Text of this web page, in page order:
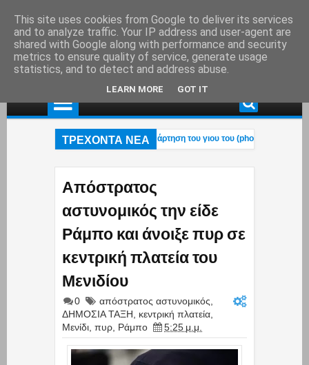
ΤΡΕΧΟΝΤΑ ΝΕΑ
ηθοποιού στο Πόρτο Γερμενό – Η ανάρτηση του γιου του (photo)
Απόστρατος
αστυνομικός την είδε
Ράμπο και άνοιξε πυρ σε
κεντρική πλατεία του
Μενιδίου
0 απόστρατος αστυνομικός
ΔΗΜΟΣΙΑ ΤΑΞΗ
κεντρική πλατεία
Μενίδι πυρ Ράμπο 5:25 μ.μ.
This site uses cookies from Google to deliver its services
and to analyze traffic. Your IP address and user-agent are
shared with Google along with performance and security
metrics to ensure quality of service, generate usage
statistics, and to detect and address abuse.
LEARN MORE GOT IT